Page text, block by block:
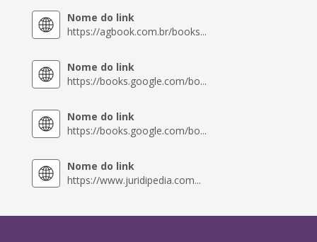
Nome do link
https://agbook.com.br/books...
Nome do link
https://books.google.com/bo...
Nome do link
https://books.google.com/bo...
Nome do link
https://www.juridipedia.com...